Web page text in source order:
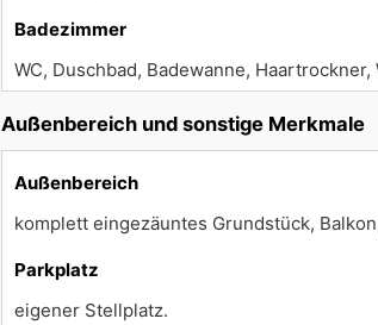
Badezimmer
WC, Duschbad, Badewanne,
Außenbereich und sonstige Merkmale
Außenbereich
komplett eingezäuntes Grundstück,
Parkplatz
eigener Stellplatz.